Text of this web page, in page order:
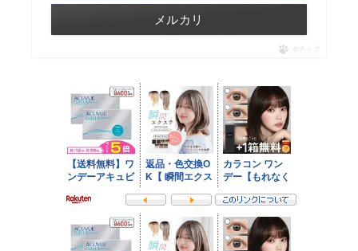
メルカリ
ポチップ